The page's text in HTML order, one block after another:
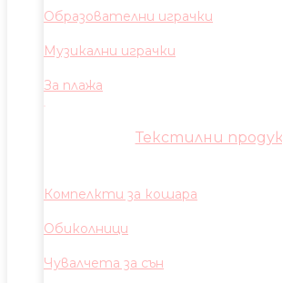
Образователни играчки
Музикални играчки
За плажа
Текстилни
Компелкти за кошара
Обиколници
Чувалчета за сън